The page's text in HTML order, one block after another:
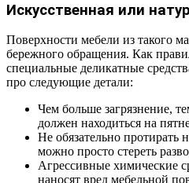
Искусственная или
Поверхности мебели из такого
бережного обращения. Как
специальные деликатные
про следующие детали:
Чем больше загрязнение,
должен находиться на
Не обязательно протирать
можно просто стереть
Агрессивные химические
наносят вред мебельной